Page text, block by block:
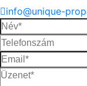
info@unique-